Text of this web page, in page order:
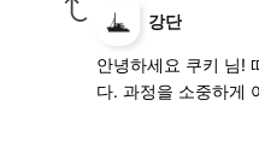
강단
안녕하세요 쿠키 님!
다. 과정을 소중하게